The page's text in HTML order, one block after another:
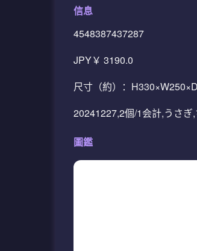
信息
4548387437287
JPY￥ 3190.0
尺寸（約）：
20241227,2個/1会計,うさ
圖鑑